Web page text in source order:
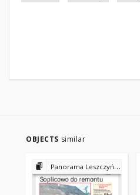
OBJECTS similar
Panorama Leszczyńska 2008